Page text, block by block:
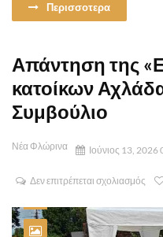
Περισσοτερα
Απάντηση της
κατοίκων
Συμβούλιο
Νέα Φλώρινα Ιούνιος 13, 2026
Δεν επιτρέπεται σχολιασμός